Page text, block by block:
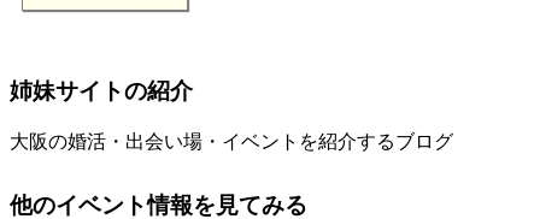
姉妹サイトの紹介
大阪の婚活・出会い場・イベントを紹介するブログ
他のイベント情報を見てみる